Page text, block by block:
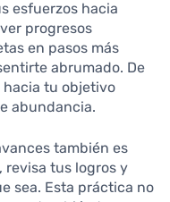
esfuerzos hacia
progresos
en pasos más
abrumado. De
hacia tu objetivo
abundancia.
también es
revisa tus logros y
sea. Esta práctica no